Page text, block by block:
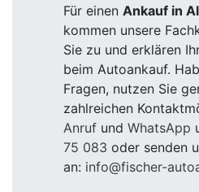
Für einen Ankauf in
kommen unsere
Sie zu und erklären
beim Autoankauf.
Fragen, nutzen Sie
zahlreichen
Anruf und WhatsApp
75 083 oder senden
an: info@fischer-